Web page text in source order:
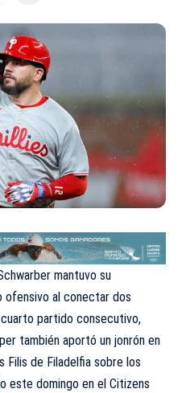
mantuvo su
ofensivo al conectar dos
partido consecutivo,
también aportó un jonrón en
Filis de Filadelfia sobre los
este domingo en el Citizens